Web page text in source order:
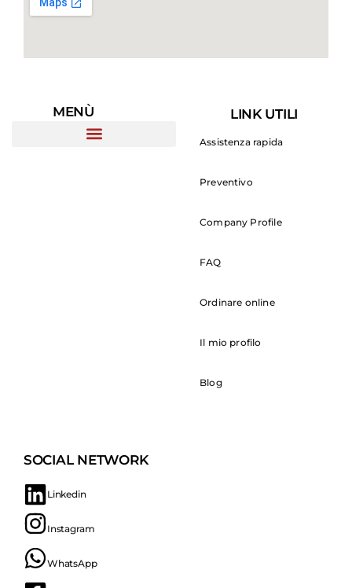
MENÙ LINK UTILI
Assistenza rapida
Preventivo
Company Profile
FAQ
Ordinare online
Il mio profilo
Blog
SOCIAL NETWORK
Linkedin
Instagram
WhatsApp